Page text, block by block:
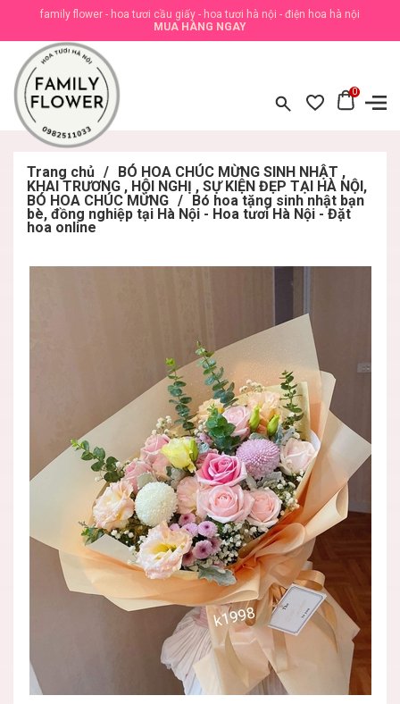
family flower - hoa tươi cầu giấy - hoa tươi hà nội - điện hoa hà nội
MUA HÀNG NGAY
0
Trang chủ / BÓ HOA CHÚC MỪNG SINH NHẬT ,
KHAI TRƯƠNG , HỘI NGHỊ , SỰ KIỆN ĐẸP TẠI HÀ NỘI,
BÓ HOA CHÚC MỪNG / Bó hoa tặng sinh nhật bạn
bè, đồng nghiệp tại Hà Nội - Hoa tươi Hà Nội - Đặt
hoa online